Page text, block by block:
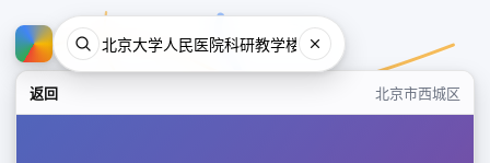
返回 北京市西城区